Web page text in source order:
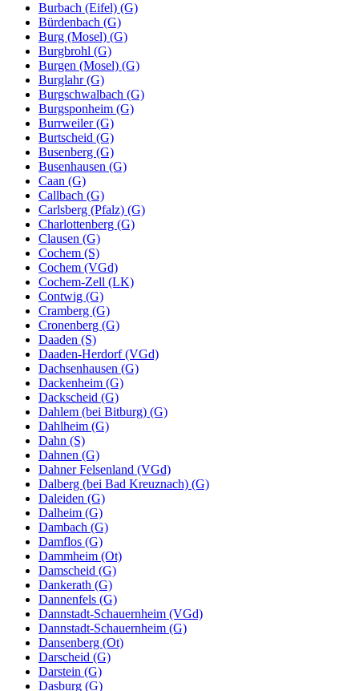
Burbach (Eifel) (G)
Bürdenbach (G)
Burg (Mosel) (G)
Burgbrohl (G)
Burgen (Mosel) (G)
Burglahr (G)
Burgschwalbach (G)
Burgsponheim (G)
Burrweiler (G)
Burtscheid (G)
Busenberg (G)
Busenhausen (G)
Caan (G)
Callbach (G)
Carlsberg (Pfalz) (G)
Charlottenberg (G)
Clausen (G)
Cochem (S)
Cochem (VGd)
Cochem-Zell (LK)
Contwig (G)
Cramberg (G)
Cronenberg (G)
Daaden (S)
Daaden-Herdorf (VGd)
Dachsenhausen (G)
Dackenheim (G)
Dackscheid (G)
Dahlem (bei Bitburg) (G)
Dahlheim (G)
Dahn (S)
Dahnen (G)
Dahner Felsenland (VGd)
Dalberg (bei Bad Kreuznach) (G)
Daleiden (G)
Dalheim (G)
Dambach (G)
Damflos (G)
Dammheim (Ot)
Damscheid (G)
Dankerath (G)
Dannenfels (G)
Dannstadt-Schauernheim (VGd)
Dannstadt-Schauernheim (G)
Dansenberg (Ot)
Darscheid (G)
Darstein (G)
Dasburg (G)